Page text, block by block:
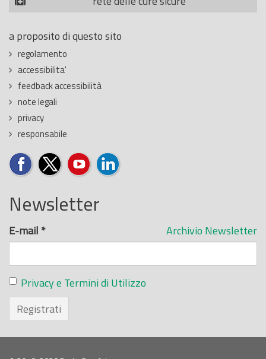
a proposito di questo sito
regolamento
accessibilita'
feedback accessibilità
note legali
privacy
responsabile
Newsletter
Archivio Newsletter
E-mail *
Privacy e Termini di Utilizzo
Registrati